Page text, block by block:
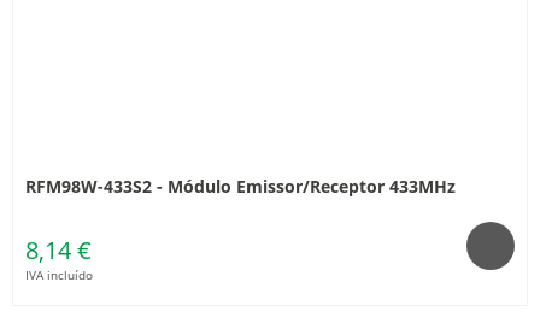
RFM98W-433S2 - Módulo Emissor/Receptor 433MHz
8,14 €
IVA incluído